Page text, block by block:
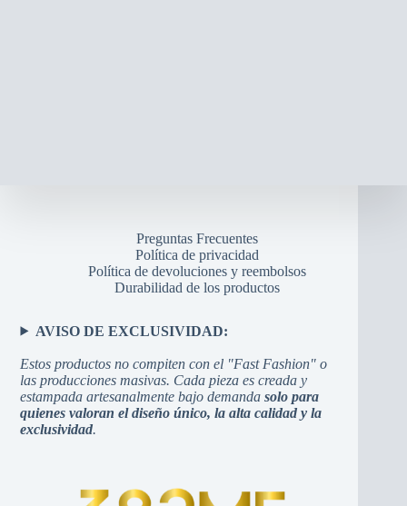
Preguntas Frecuentes
Política de privacidad
Política de devoluciones y reembolsos
Durabilidad de los productos
AVISO DE EXCLUSIVIDAD:
Estos productos no compiten con el "Fast Fashion" o
las producciones masivas. Cada pieza es creada y
estampada artesanalmente bajo demandasolo para
quienes valoran el diseño único, la alta calidad y la
exclusividad.